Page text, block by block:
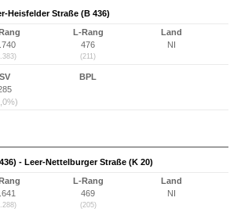
Heisfelder Straße (B 436)
L-Rang
476
(211)
Land
NI
SV
BPL
- Leer-Nettelburger Straße (K 20)
L-Rang
469
(205)
Land
NI